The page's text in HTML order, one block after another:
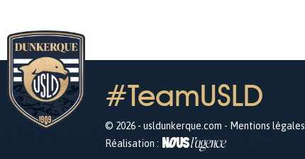
#TeamUSLD
© 2026 - usldunkerque.com - Mentions légales
Réalisation :